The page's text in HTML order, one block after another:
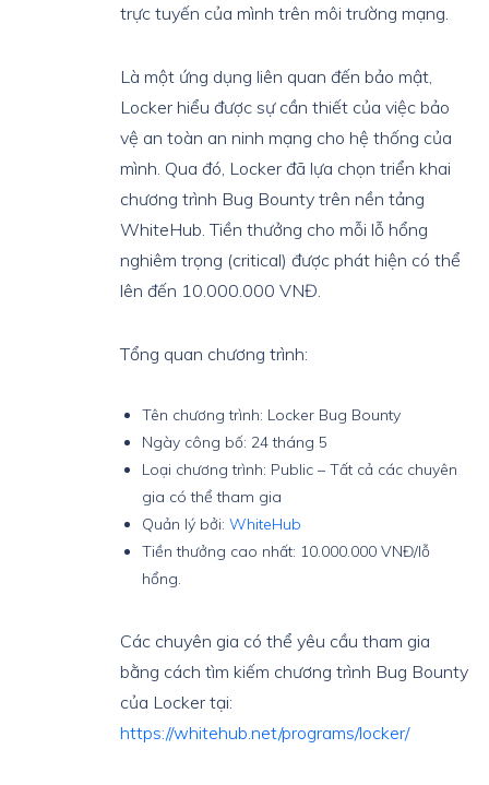
trực tuyến của mình trên môi trường mạng.
Là một ứng dụng liên quan đến bảo mật,
Locker hiểu được sự cần thiết của việc bảo
vệ an toàn an ninh mạng cho hệ thống của
mình. Qua đó, Locker đã lựa chọn triển khai
chương trình Bug Bounty trên nền tảng
WhiteHub. Tiền thưởng cho mỗi lỗ hổng
nghiêm trọng (critical) được phát hiện có thể
lên đến 10.000.000 VNĐ.
Tổng quan chương trình:
Tên chương trình: Locker Bug Bounty
Ngày công bố: 24 tháng 5
Loại chương trình: Public – Tất cả các chuyên
gia có thể tham gia
Quản lý bởi: WhiteHub
Tiền thưởng cao nhất: 10.000.000 VNĐ/lỗ
hổng.
Các chuyên gia có thể yêu cầu tham gia
bằng cách tìm kiếm chương trình Bug Bounty
của Locker tại:
https://whitehub.net/programs/locker/